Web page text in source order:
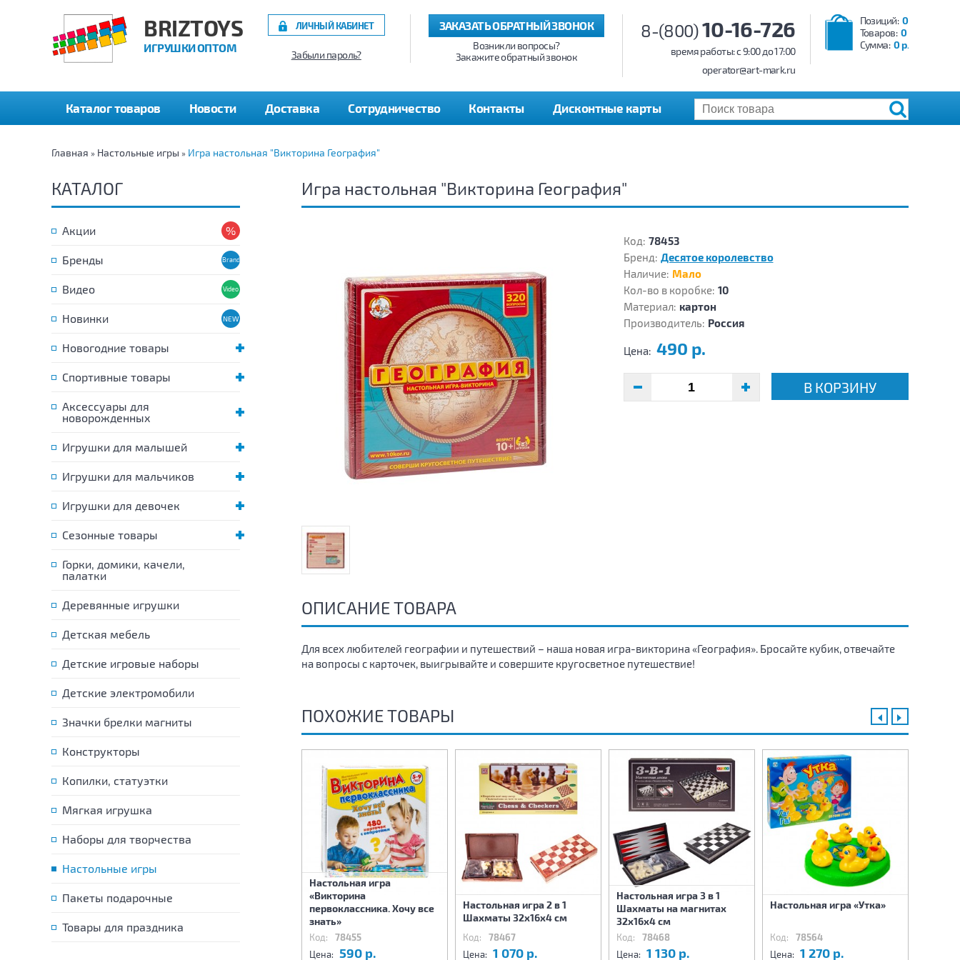
BRIZTOYS
ИГРУШКИ ОПТОМ
Позиций: 0
Товаров: 0
Сумма: 0 р.
8-(800)10-16-726
время работы: c 9:00 до 17:00
operator@art-mark.ru
ЗАКАЗАТЬ ОБРАТНЫЙ ЗВОНОК
Возникли вопросы?
Закажите обратный звонок
ЛИЧНЫЙ КАБИНЕТ
Забыли пароль?
Каталог товаров Новости Доставка Сотрудничество Контакты Дисконтные карты
Главная » Настольные игры » Игра настольная "Викторина География"
КАТАЛОГ
Акции
Бренды
Видео
Новинки
Новогодние товары
Спортивные товары
Аксессуары для
новорожденных
Игрушки для малышей
Игрушки для мальчиков
Игрушки для девочек
Сезонные товары
Горки, домики, качели,
палатки
Деревянные игрушки
Детская мебель
Детские игровые наборы
Детские электромобили
Значки брелки магниты
Конструкторы
Копилки, статуэтки
Мягкая игрушка
Наборы для творчества
Настольные игры
Пакеты подарочные
Товары для праздника
Игра настольная "Викторина География"
Код: 78453
Бренд: Десятое королевство
Наличие: Мало
Кол-во в коробке: 10
Материал: картон
Производитель: Россия
Цена: 490 р.
В КОРЗИНУ
ОПИСАНИЕ ТОВАРА
Для всех любителей географии и путешествий – наша новая игра-викторина «География». Бросайте кубик, отвечайте
на вопросы с карточек, выигрывайте и совершите кругосветное путешествие!
ПОХОЖИЕ ТОВАРЫ
Настольная игра
Игра магнитная "Космос".
Настольная игра
«Викторина
первоклассника. Хочу все
знать»
Код: 78455
Цена: 590 р.
Настольная игра 2 в 1
Шахматы 32х16х4 см
Код: 78467
Цена: 1 070 р.
Настольная игра 3 в 1
Шахматы на магнитах
32х16х4 см
Код: 78468
Цена: 1 130 р.
Настольная игра «Утка»
Код: 78564
Цена: 1 270 р.